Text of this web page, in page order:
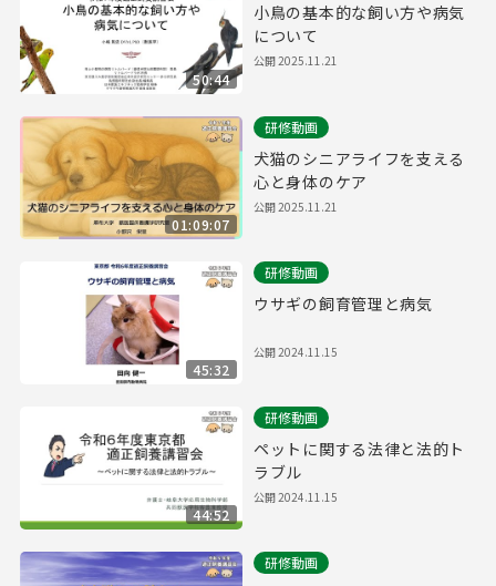
50:44
小鳥の基本的な飼い方や病気
について
公開2025.11.21
01:09:07
研修動画
犬猫のシニアライフを支える
心と身体のケア
公開2025.11.21
45:32
研修動画
ウサギの飼育管理と病気
公開2024.11.15
44:52
研修動画
ペットに関する法律と法的ト
ラブル
公開2024.11.15
研修動画